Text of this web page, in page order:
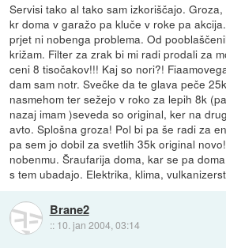
Servisi tako al tako sam izkoriščajo.
kr doma v garažo pa kluče v roke pa
prjet ni nobenga problema. Od
križam. Filter za zrak bi mi radi prodali za
ceni 8 tisočakov!!! Kaj so nori?!
dam sam notr. Svečke da te glava peče
nasmehom ter sežejo v roko za lepih 8k
nazaj imam )seveda so original, ker na
avto. Splošna groza! Pol bi pa še radi za
pa sem jo dobil za svetlih 35k original
nobenmu. Šraufarija doma, kar se pa
s tem ubadajo. Elektrika, klima,
Brane2
:: 10. jan 2004, 03:14